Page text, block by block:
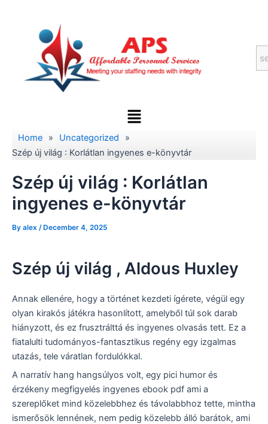
Menu
Home » Uncategorized
»
Szép új világ : Korlátlan ingyenes e-könyvtár
Szép új világ : Korlátlan
ingyenes e-könyvtár
By alex / December 4, 2025
Szép új világ , Aldous Huxley
Annak ellenére, hogy a történet kezdeti ígérete, végül egy
olyan kirakós játékra hasonlított, amelyből túl sok darab
hiányzott, és ez frusztrálttá és ingyenes olvasás tett. Ez a
fiatalulti tudományos-fantasztikus regény egy izgalmas
utazás, tele váratlan fordulókkal.
A narratív hang hangsúlyos volt, egy pici humor és
érzékeny megfigyelés ingyenes ebook pdf ami a
szereplőket mind közelebbhez és távolabbhoz tette, mintha
ismerősök lennének, nem pedig közelebb álló barátok, ami